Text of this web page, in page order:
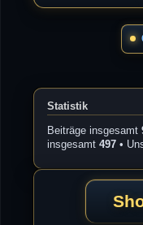
Statistik
Beiträge insgesamt
insgesamt497 •